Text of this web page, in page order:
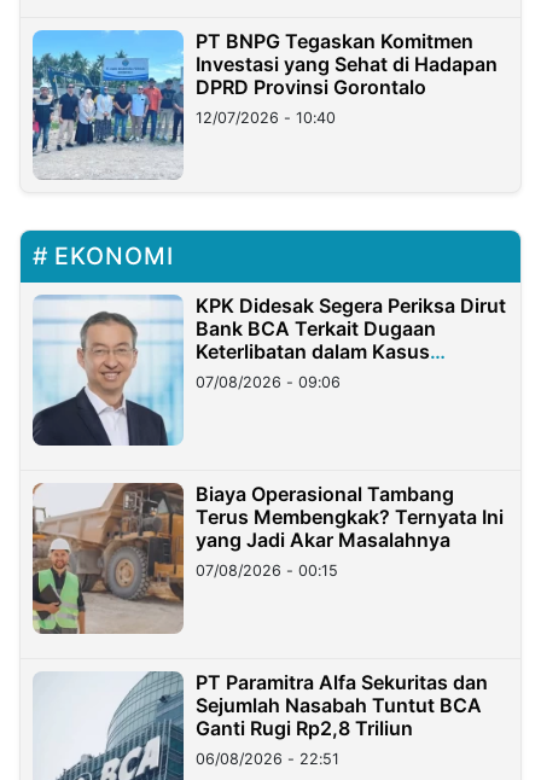
PT BNPG Tegaskan Komitmen
Investasi yang Sehat di Hadapan
DPRD Provinsi Gorontalo
12/07/2026 - 10:40
EKONOMI
KPK Didesak Segera Periksa Dirut
Bank BCA Terkait Dugaan
Keterlibatan dalam Kasus
Hilangnya Dana Nasabah Rp2,58
Miliar
07/08/2026 - 09:06
Biaya Operasional Tambang
Terus Membengkak? Ternyata Ini
yang Jadi Akar Masalahnya
07/08/2026 - 00:15
PT Paramitra Alfa Sekuritas dan
Sejumlah Nasabah Tuntut BCA
Ganti Rugi Rp2,8 Triliun
06/08/2026 - 22:51